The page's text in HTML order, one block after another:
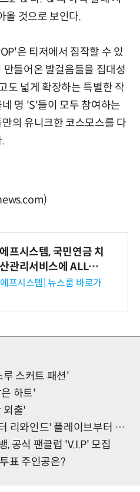
올 것으로 보인다.
은 티저에서 짐작할 수 있
들어온 발걸음들을 집대성
도 넓게 확장하는 특별한 작
명 'S'들이 모두 참여하는
의 유니크한 코스모스를 다
프시스템, 국민연금 치
관리서비스에 ALL# E
급
프시스템] 뉴스룸 바로가
루 스커트 패션'
하트'
외출'
드' 플레이브부터 케데헌까지!
공식 팬클럽 'V.I.P' 모집
표 주인공은?